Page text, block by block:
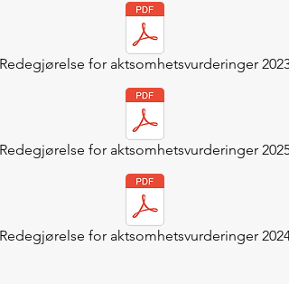
for aktsomhetsvurderinger 2023
for aktsomhetsvurderinger 2025
for aktsomhetsvurderinger 2024